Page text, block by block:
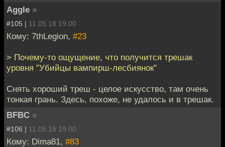
Aggle »
#105 | 11.05.18 19:00
Кому: 7thLegion, #23
> Почему-то ощущение, что получится трешак
уровня "Убийцы вампирш-лесбиянок"
Снять хороший треш - целое искусство, там очень
тонкая грань. Здесь, похоже, не удалось и в трешак.
BFBC »
#106 | 11.05.18 19:00
Кому: Dima81, #83